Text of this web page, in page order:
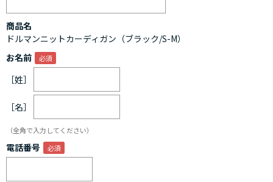
商品名
ドルマンニットカーディガン（ブラック/S-M）
お名前
［姓］
［名］
（全角で入力してください）
電話番号